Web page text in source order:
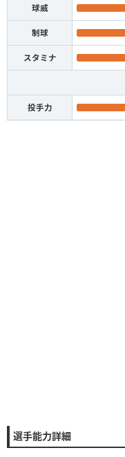
球威
制球
スタミナ
投手力
選手能力詳細